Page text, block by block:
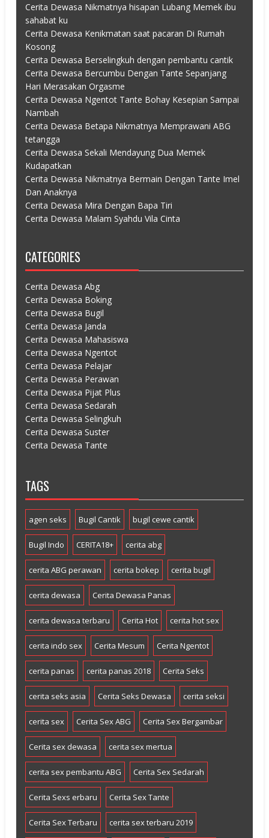
Cerita Dewasa Nikmatnya hisapan Lubang Memek ibu
sahabat ku
Cerita Dewasa Kenikmatan saat pacaran Di Rumah
Kosong
Cerita Dewasa Berselingkuh dengan pembantu cantik
Cerita Dewasa Bercumbu Dengan Tante Sepanjang
Hari Merasakan Orgasme
Cerita Dewasa Ngentot Tante Bohay Kesepian Sampai
Nambah
Cerita Dewasa Betapa Nikmatnya Memprawani ABG
tetangga
Cerita Dewasa Sekali Mendayung Dua Memek
Kudapatkan
Cerita Dewasa Nikmatnya Bermain Dengan Tante Imel
Dan Anaknya
Cerita Dewasa Mira Dengan Bapa Tiri
Cerita Dewasa Malam Syahdu Vila Cinta
CATEGORIES
Cerita Dewasa Abg
Cerita Dewasa Boking
Cerita Dewasa Bugil
Cerita Dewasa Janda
Cerita Dewasa Mahasiswa
Cerita Dewasa Ngentot
Cerita Dewasa Pelajar
Cerita Dewasa Perawan
Cerita Dewasa Pijat Plus
Cerita Dewasa Sedarah
Cerita Dewasa Selingkuh
Cerita Dewasa Suster
Cerita Dewasa Tante
TAGS
agen seks Bugil Cantik bugil cewe cantik
Bugil Indo CERITA18+ cerita abg
cerita ABG perawan cerita bokep cerita bugil
cerita dewasa Cerita Dewasa Panas
cerita dewasa terbaru Cerita Hot cerita hot sex
cerita indo sex Cerita Mesum Cerita Ngentot
cerita panas cerita panas 2018 Cerita Seks
cerita seks asia Cerita Seks Dewasa cerita seksi
cerita sex Cerita Sex ABG Cerita Sex Bergambar
Cerita sex dewasa cerita sex mertua
cerita sex pembantu ABG Cerita Sex Sedarah
Cerita Sexs erbaru Cerita Sex Tante
Cerita Sex Terbaru cerita sex terbaru 2019